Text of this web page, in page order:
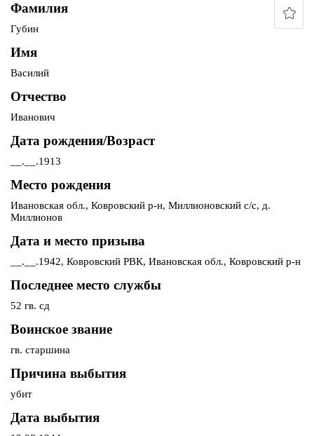
Фамилия
Губин
Имя
Василий
Отчество
Иванович
Дата рождения/Возраст
__.__.1913
Место рождения
Ивановская обл., Ковровский р-н, Миллионовский с/с, д.
Миллионов
Дата и место призыва
__.__.1942, Ковровский РВК, Ивановская обл., Ковровский р-н
Последнее место службы
52 гв. сд
Воинское звание
гв. старшина
Причина выбытия
убит
Дата выбытия